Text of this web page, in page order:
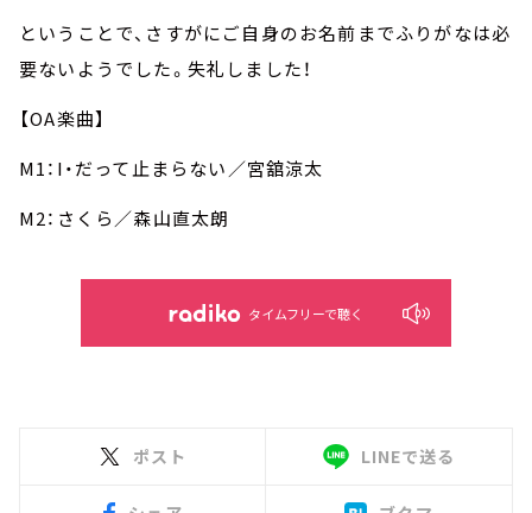
ということで、さすがにご自身のお名前までふりがなは必
要ないようでした。失礼しました！
【OA楽曲】
M1：I・だって止まらない／宮舘涼太
M2：さくら／森山直太朗
タイムフリーで聴く
ポスト LINEで送る